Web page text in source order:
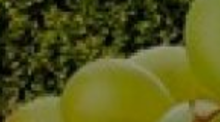
Cabernet Vinum Aurum
Dowiedz się więcej
Zobacz produkt